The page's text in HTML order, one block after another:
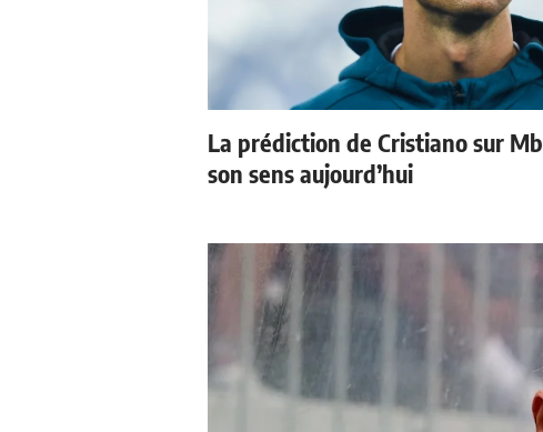
La prédiction de Cristiano sur
son sens aujourd’hui